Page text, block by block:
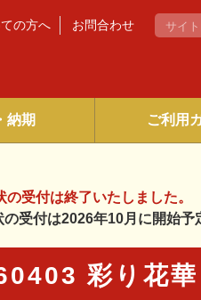
の方へ お問合わせ
納期 ご利用
の受付は終了いたしました。
の受付は2026年10月に開始予
彩り花華